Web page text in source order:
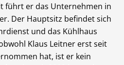
führt er das Unternehmen in
Der Hauptsitz befindet sich
und das Kühlhaus
Klaus Leitner erst seit
hat, ist er kein